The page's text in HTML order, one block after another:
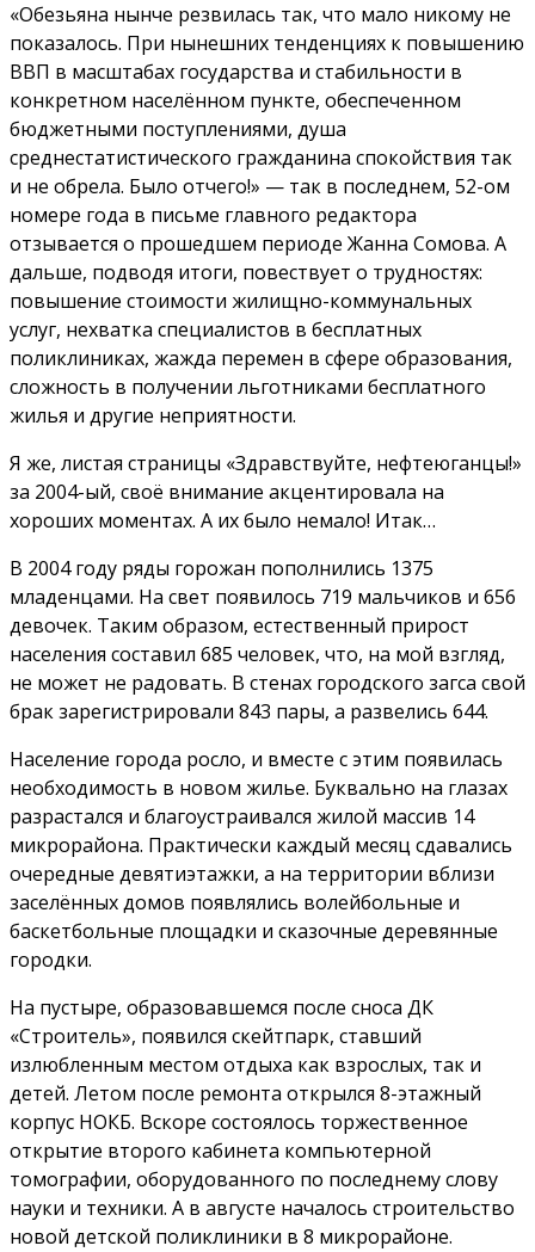
«Обезьяна нынче резвилась так, что мало никому не
показалось. При нынешних тенденциях к повышению
ВВП в масштабах государства и стабильности в
конкретном населённом пункте, обеспеченном
бюджетными поступлениями, душа
среднестатистического гражданина спокойствия так
и не обрела. Было отчего!» — так в последнем, 52-ом
номере года в письме главного редактора
отзывается о прошедшем периоде Жанна Сомова. А
дальше, подводя итоги, повествует о трудностях:
повышение стоимости жилищно-коммунальных
услуг, нехватка специалистов в бесплатных
поликлиниках, жажда перемен в сфере образования,
сложность в получении льготниками бесплатного
жилья и другие неприятности.
Я же, листая страницы «Здравствуйте, нефтеюганцы!»
за 2004-ый, своё внимание акцентировала на
хороших моментах. А их было немало! Итак…
В 2004 году ряды горожан пополнились 1375
младенцами. На свет появилось 719 мальчиков и 656
девочек. Таким образом, естественный прирост
населения составил 685 человек, что, на мой взгляд,
не может не радовать. В стенах городского загса свой
брак зарегистрировали 843 пары, а развелись 644.
Население города росло, и вместе с этим появилась
необходимость в новом жилье. Буквально на глазах
разрастался и благоустраивался жилой массив 14
микрорайона. Практически каждый месяц сдавались
очередные девятиэтажки, а на территории вблизи
заселённых домов появлялись волейбольные и
баскетбольные площадки и сказочные деревянные
городки.
На пустыре, образовавшемся после сноса ДК
«Строитель», появился скейтпарк, ставший
излюбленным местом отдыха как взрослых, так и
детей. Летом после ремонта открылся 8-этажный
корпус НОКБ. Вскоре состоялось торжественное
открытие второго кабинета компьютерной
томографии, оборудованного по последнему слову
науки и техники. А в августе началось строительство
новой детской поликлиники в 8 микрорайоне.